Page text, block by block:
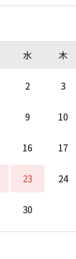
水 木
2 3
9 10
16 17
23 24
30